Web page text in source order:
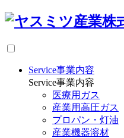
Service事業内容
Service事業内容
医療用ガス
産業用高圧ガス
プロパン・灯油
産業機器溶材